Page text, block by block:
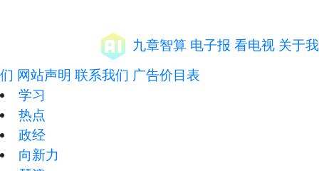
九章智算 电子报 看电视 关于我
们 网站声明 联系我们 广告价目表
学习
热点
政经
向新力